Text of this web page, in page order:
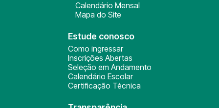
Calendário Mensal
Mapa do Site
Estude conosco
Como ingressar
Inscrições Abertas
Seleção em Andamento
Calendário Escolar
Certificação Técnica